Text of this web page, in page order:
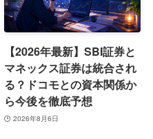
【2026年最新】SBI証券と
マネックス証券は統合され
る？ドコモとの資本関係か
ら今後を徹底予想
2026年8月6日